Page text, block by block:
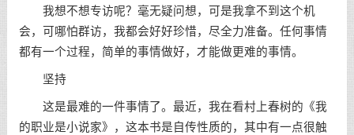
我想不想专访呢？毫无疑问想，可是我拿不到这个机
会，可哪怕群访，我都会好好珍惜，尽全力准备。任何事情
都有一个过程，简单的事情做好，才能做更难的事情。
坚持
这是最难的一件事情了。最近，我在看村上春树的《我
的职业是小说家》，这本书是自传性质的，其中有一点很触